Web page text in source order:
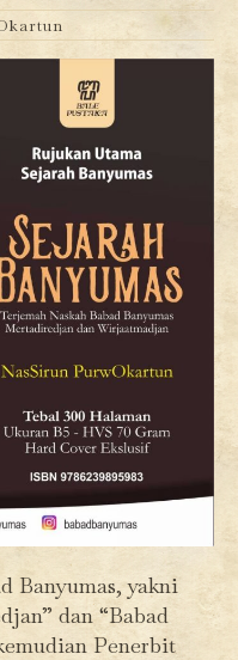
Banyumas, yakni
dan “Babad
Penerbit